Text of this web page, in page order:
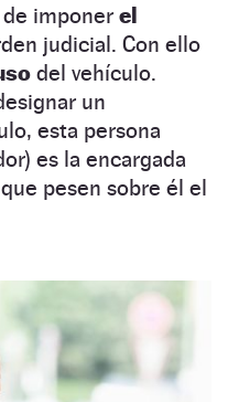
imponer el
judicial. Con ello
del vehículo.
un
esta persona
es la encargada
pesen sobre él el